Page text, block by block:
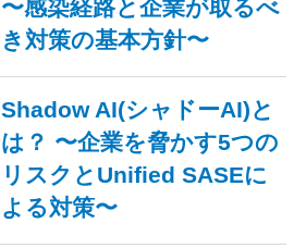
〜感染経路と企業が取るべ
き対策の基本方針〜
Shadow AI(シャドーAI)と
は？ 〜企業を脅かす5つの
リスクとUnified SASEに
よる対策〜